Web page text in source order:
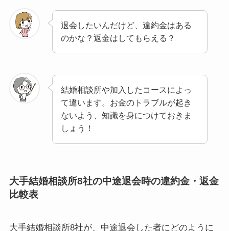
退会したいんだけど、違約金はある
のかな？返金はしてもらえる？
結婚相談所や加入したコースによっ
て違います。お金のトラブルが起き
ないよう、知識を身につけておきま
しょう！
大手結婚相談所8社の中途退会時の違約金・返金
比較表
大手結婚相談所8社が、中途退会した者にどのように